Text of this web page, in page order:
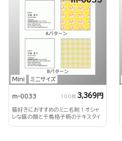
Mini ミニサイズ
m-0033 100枚 3,369円
猫好きにおすすめのミニ名刺！オシャ
レな猫の顔と千鳥格子柄のテキスタイ